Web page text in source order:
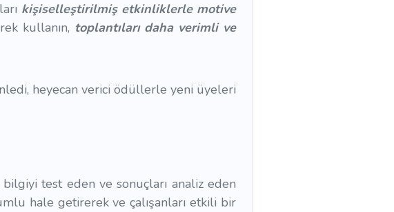
kişiselleştirilmiş etkinliklerle motive
kullanın, toplantıları daha verimli ve
heyecan verici ödüllerle yeni üyeleri
test eden ve sonuçları analiz eden
hale getirerek ve çalışanları etkili bir